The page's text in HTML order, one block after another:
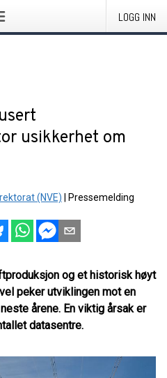
LOGG INN
usikkerhet om
(NVE)
Pressemelding
og et historisk høyt
peker utviklingen mot en
årene. En viktig årsak er
datasentre.